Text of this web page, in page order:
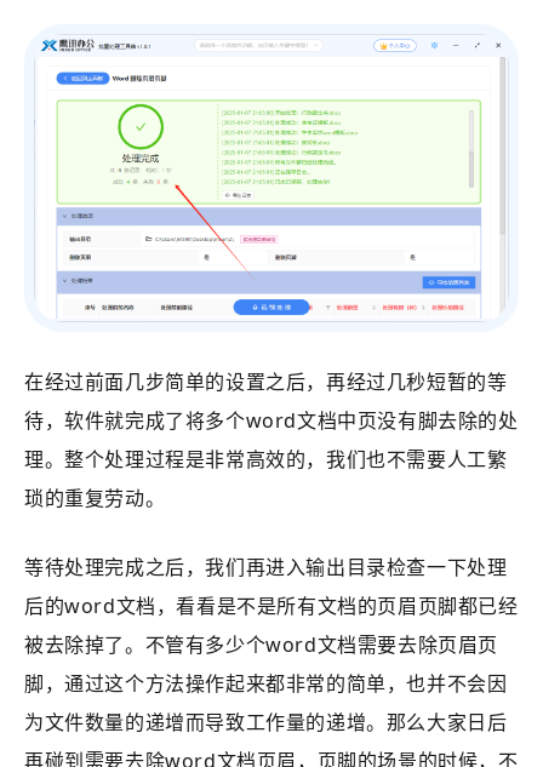
在经过前面几步简单的设置之后，再经过几秒短暂的等
待，软件就完成了将多个word文档中页没有脚去除的处
理。整个处理过程是非常高效的，我们也不需要人工繁
琐的重复劳动。
‌等待处理完成之后，我们再进入输出目录检查一下处理
后的word文档，看看是不是所有文档的页眉页脚都已经
被去除掉了。不管有多少个word文档需要去除页眉页
脚，通过这个方法操作起来都非常的简单，也并不会因
为文件数量的递增而导致工作量的递增。那么大家日后
再碰到需要去除word文档页眉，页脚的场景的时候，不